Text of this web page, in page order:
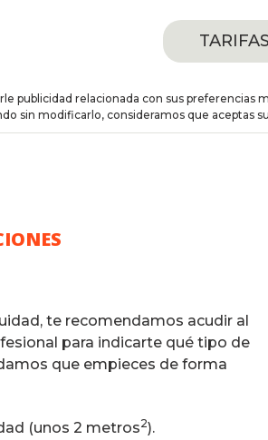
publicidad relacionada con sus
sin modificarlo, consideramos que aceptas
TARIFAS
te recomendamos acudir al
para indicarte qué tipo de
que empieces de forma
(unos 2 metros2).